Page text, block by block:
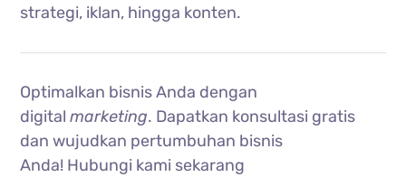
strategi, iklan, hingga konten.
Optimalkan bisnis Anda dengan
digitalmarketing. Dapatkan konsultasi gratis
dan wujudkan pertumbuhan bisnis
Anda! Hubungi kami sekarang